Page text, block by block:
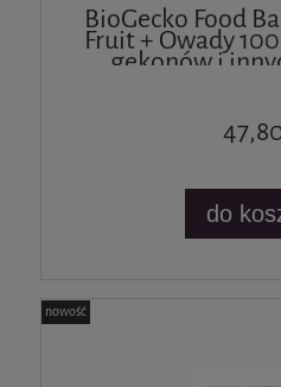
BioGecko Food
Fruit + Owady
gekonów i
do
nowość